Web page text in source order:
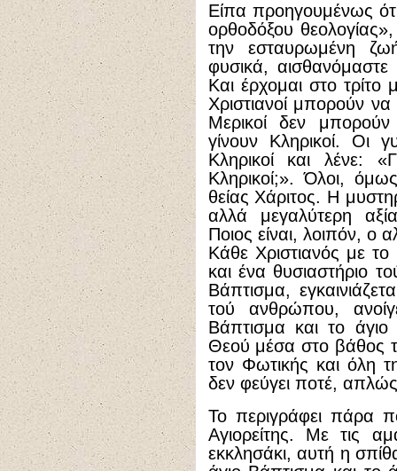
Είπα προηγουμένως
ορθοδόξου
την εσταυρωμένη
φυσικά, αισθανόμαστε
Και έρχομαι στο τρίτο
Χριστιανοί μπορούν
Μερικοί δεν
γίνουν Κληρικοί. Οι
Κληρικοί και λένε:
Κληρικοί;». Όλοι,
θείας Χάριτος. Η
αλλά μεγαλύτερη
Ποιος είναι, λοιπόν, ο
Κάθε Χριστιανός με το
και ένα θυσιαστήριο
Βάπτισμα,
τού ανθρώπου,
Βάπτισμα και το
Θεού μέσα στο βάθος
τον Φωτικής και όλη
δεν φεύγει ποτέ,
Το περιγράφει πάρα
Αγιορείτης. Με τις
εκκλησάκι, αυτή η